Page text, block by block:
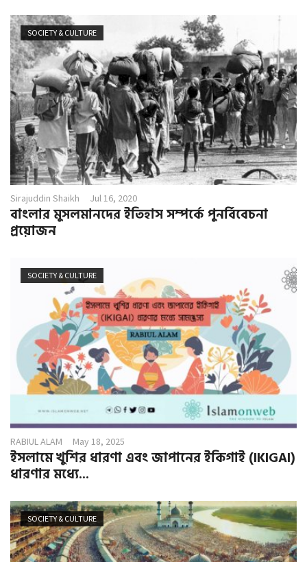
SOCIETY & CULTURE
Sirajuddin Shaikh Jul 16, 2020
বাংলার মুসলমানদের ইতিহাস সম্পর্কে পুনর্বিবেচনা
প্রয়োজন
SOCIETY & CULTURE
RABIUL ALAM May 18, 2025
ইসলামে খুশির ধারণা এবং জাপানের ইকিগাই (IKIGAI)
ধারণার মধ্যে...
SOCIETY & CULTURE